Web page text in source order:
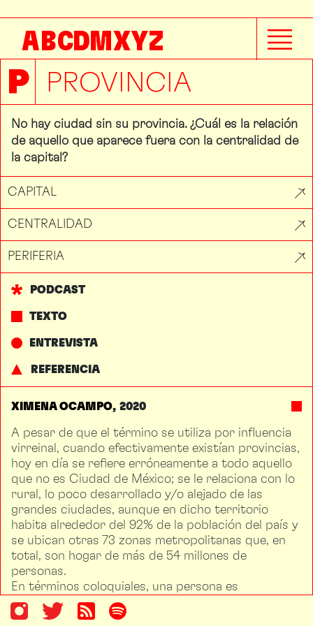
ABCDMXYZ
P PROVINCIA
No hay ciudad sin su provincia. ¿Cuál es la relación
de aquello que aparece fuera con la centralidad de
la capital?
PODCAST
TEXTO
ENTREVISTA
REFERENCIA
CAPITAL
CENTRALIDAD
PERIFERIA
XIMENA OCAMPO 2020
A pesar de que el término se utiliza por influencia
virreinal, cuando efectivamente existían provincias,
hoy en día se refiere erróneamente a todo aquello
que no es Ciudad de México; se le relaciona con lo
rural, lo poco desarrollado y/o alejado de las
grandes ciudades, aunque en dicho territorio
habita alrededor del 92% de la población del país y
se ubican otras 73 zonas metropolitanas que, en
total, son hogar de más de 54 millones de
personas.
En términos coloquiales, una persona es
provinciana, o de provincia, si no vive en la capital.
Pero si se considera una definición individual, es